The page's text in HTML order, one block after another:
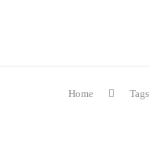
Home Tags